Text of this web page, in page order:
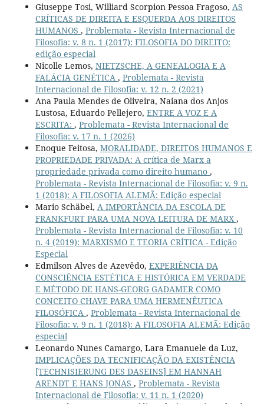
Giuseppe Tosi, Williard Scorpion Pessoa Fragoso, AS
CRÍTICAS DE DIREITA E ESQUERDA AOS DIREITOS
HUMANOS , Problemata - Revista Internacional de
Filosofia: v. 8 n. 1 (2017): FILOSOFIA DO DIREITO:
edição especial
Nicolle Lemos, NIETZSCHE, A GENEALOGIA E A
FALÁCIA GENÉTICA , Problemata - Revista
Internacional de Filosofia: v. 12 n. 2 (2021)
Ana Paula Mendes de Oliveira, Naiana dos Anjos
Lustosa, Eduardo Pellejero, ENTRE A VOZ E A
ESCRITA: , Problemata - Revista Internacional de
Filosofia: v. 17 n. 1 (2026)
Enoque Feitosa, MORALIDADE, DIREITOS HUMANOS E
PROPRIEDADE PRIVADA: A crítica de Marx a
propriedade privada como direito humano ,
Problemata - Revista Internacional de Filosofia: v. 9 n.
1 (2018): A FILOSOFIA ALEMÃ: Edição especial
Mario Schäbel, A IMPORTÂNCIA DA ESCOLA DE
FRANKFURT PARA UMA NOVA LEITURA DE MARX ,
Problemata - Revista Internacional de Filosofia: v. 10
n. 4 (2019): MARXISMO E TEORIA CRÍTICA - Edição
Especial
Edmilson Alves de Azevêdo, EXPERIÊNCIA DA
CONSCIÊNCIA ESTÉTICA E HISTÓRICA EM VERDADE
E MÉTODO DE HANS-GEORG GADAMER COMO
CONCEITO CHAVE PARA UMA HERMENÊUTICA
FILOSÓFICA , Problemata - Revista Internacional de
Filosofia: v. 9 n. 1 (2018): A FILOSOFIA ALEMÃ: Edição
especial
Leonardo Nunes Camargo, Lara Emanuele da Luz,
IMPLICAÇÕES DA TECNIFICAÇÃO DA EXISTÊNCIA
[TECHNISIERUNG DES DASEINS] EM HANNAH
ARENDT E HANS JONAS , Problemata - Revista
Internacional de Filosofia: v. 11 n. 1 (2020)